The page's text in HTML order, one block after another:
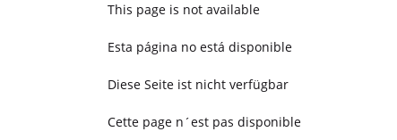
This page is not available
Esta página no está disponible
Diese Seite ist nicht verfügbar
Cette page n´est pas disponible